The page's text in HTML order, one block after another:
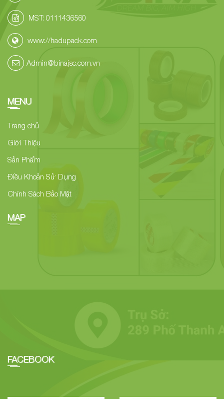
MST: 0111436560
www://hadupack.com
Admin@binajsc.com.vn
MENU
Trang chủ
Giới Thiệu
Sản Phẩm
Điều Khoản Sử Dụng
Chính Sách Bảo Mật
MAP
FACEBOOK